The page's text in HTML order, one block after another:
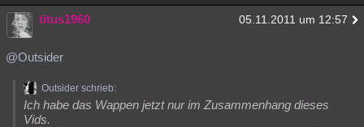
titus1960 05.11.2011 um 12:57
@Outsider
Outsider schrieb:
Ich habe das Wappen jetzt nur im Zusammenhang dieses
Vids.